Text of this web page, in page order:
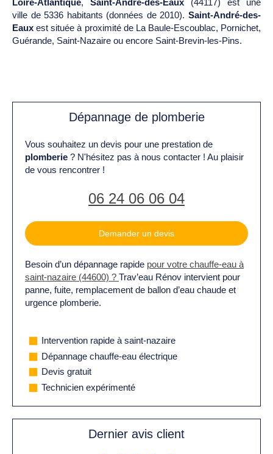
Loire-Atlantique, Saint-André-des-Eaux (44117) est une
ville de 5336 habitants (données de 2010). Saint-André-des-
Eaux est située à proximité de La Baule-Escoublac, Pornichet,
Guérande, Saint-Nazaire ou encore Saint-Brevin-les-Pins.
Dépannage de plomberie
Vous souhaitez un devis pour une prestation de
plomberie ? N'hésitez pas à nous contacter ! Au plaisir
de vous rencontrer !
06 24 06 06 04
Demander un devis
Besoin d’un dépannage rapide pour votre chauffe-eau à
saint-nazaire (44600) ? Trav’eau Rénov intervient pour
panne, fuite, remplacement de ballon d’eau chaude et
urgence plomberie.
Intervention rapide à saint-nazaire
Dépannage chauffe-eau électrique
Devis gratuit
Technicien expérimenté
Dernier avis client